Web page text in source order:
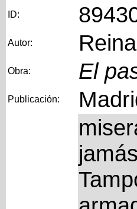
ID:
Autor:
Obra: El
Publicación: